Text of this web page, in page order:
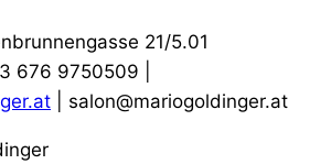
21/5.01
676 9750509 |
| salon@mariogoldinger.at